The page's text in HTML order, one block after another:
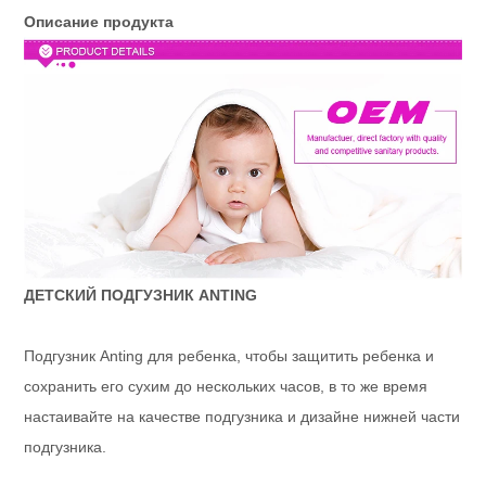
Описание продукта
ДЕТСКИЙ ПОДГУЗНИК ANTING
Подгузник Anting для ребенка, чтобы защитить ребенка и
сохранить его сухим до нескольких часов, в то же время
настаивайте на качестве подгузника и дизайне нижней части
подгузника.